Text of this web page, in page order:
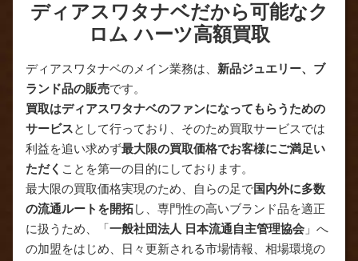
ディアスワタナベだから可能なク
ロム ハーツ高額買取
ディアスワタナベのメイン業務は、 新品ジュエリー、ブ
ランド品の販売です。
買取はディアスワタナベのファンになってもらうための
サービスとして行っており、そのため買取サービスでは
利益を追い求めず最大限の買取価格でお客様にご満足い
ただく ことを第一の目的にしております。
最大限の買取価格実現のため、自らの足で国内外に多数
の流通ルートを開拓し、専門性の高いブランド品を適正
に扱うため、「一般社団法人 日本流通自主管理協会 」へ
の加盟をはじめ、日々更新される市場情報、相場環境の